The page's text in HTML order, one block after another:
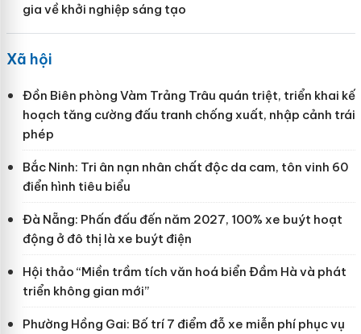
gia về khởi nghiệp sáng tạo
Xã hội
Đồn Biên phòng Vàm Trảng Trâu quán triệt, triển khai kế
hoạch tăng cường đấu tranh chống xuất, nhập cảnh trái
phép
Bắc Ninh: Tri ân nạn nhân chất độc da cam, tôn vinh 60
điển hình tiêu biểu
Đà Nẵng: Phấn đấu đến năm 2027, 100% xe buýt hoạt
động ở đô thị là xe buýt điện
Hội thảo “Miền trầm tích văn hoá biển Đầm Hà và phát
triển không gian mới”
Phường Hồng Gai: Bố trí 7 điểm đỗ xe miễn phí phục vụ